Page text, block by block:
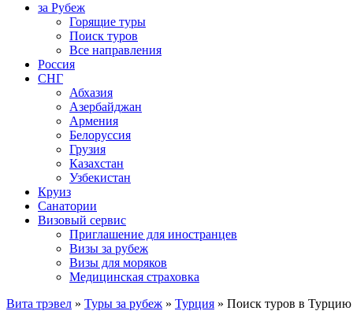
за Рубеж
Горящие туры
Поиск туров
Все направления
Россия
СНГ
Абхазия
Азербайджан
Армения
Белоруссия
Грузия
Казахстан
Узбекистан
Круиз
Санатории
Визовый сервис
Приглашение для иностранцев
Визы за рубеж
Визы для моряков
Медицинская страховка
Вита трэвел » Туры за рубеж » Турция » Поиск туров в